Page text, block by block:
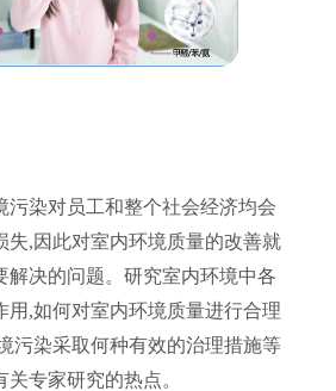
污染对员工和整个社会经济均会
失,因此对室内环境质量的改善就
解决的问题。研究室内环境中各
用,如何对室内环境质量进行合理
污染采取何种有效的治理措施等
专家研究的热点。